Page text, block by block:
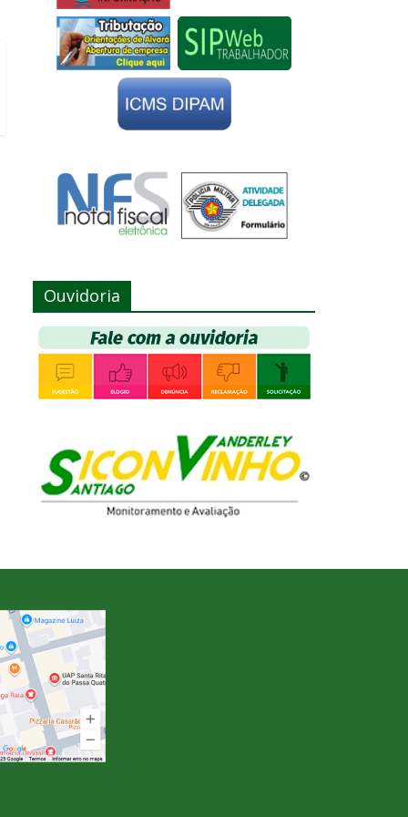
Ouvidoria